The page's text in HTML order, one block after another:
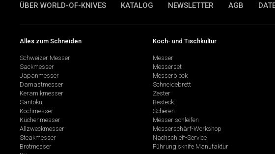
ÜBER WORLD-OF-KNIVES KATALOG NEWSLETTER AGB
Alles zum Schneiden
Schweizer Messer
Sackmesser
Japanmesser
Damastmesser
Keramikmesser
Santoku
Kochmesser
Küchenmesser
Allzweckmesser
Steakmesser
Brotmesser
Koch- und Tischkultur
Messer
Messerset
Messerblock
Schneidebrett
Zester
Besteck
Scheren
Messer schleifen
Messerschärf-Workshop
Nachschleif-Service
Führung sknife Manufaktur